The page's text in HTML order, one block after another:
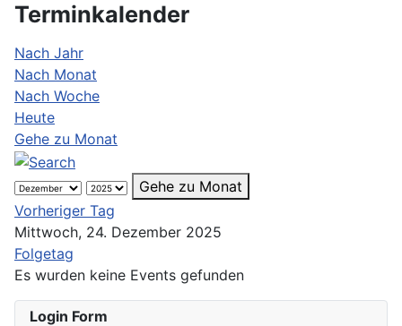
Terminkalender
Nach Jahr
Nach Monat
Nach Woche
Heute
Gehe zu Monat
Gehe zu Monat
Vorheriger Tag
Mittwoch, 24. Dezember 2025
Folgetag
Es wurden keine Events gefunden
Login Form